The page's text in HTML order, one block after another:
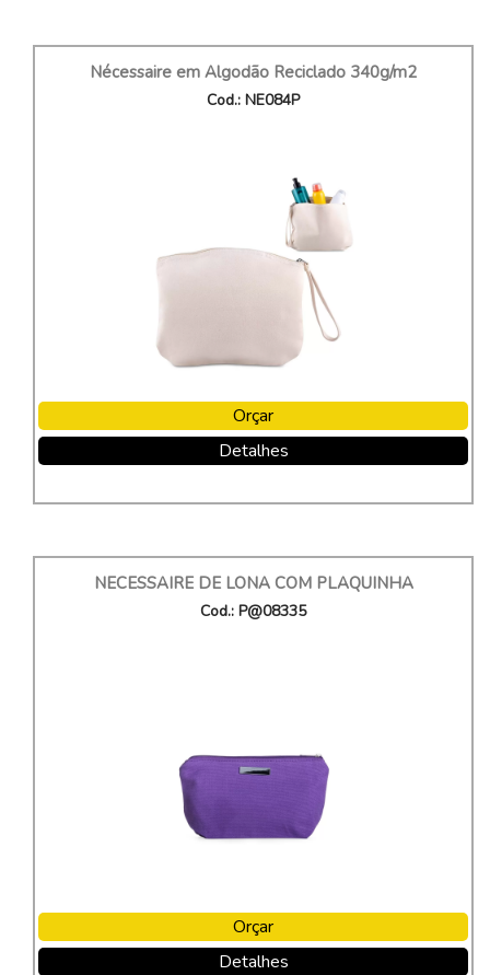
Nécessaire em Algodão Reciclado 340g/m2
Cod.: NE084P
Orçar
Detalhes
NECESSAIRE DE LONA COM PLAQUINHA
Cod.: P@08335
Orçar
Detalhes